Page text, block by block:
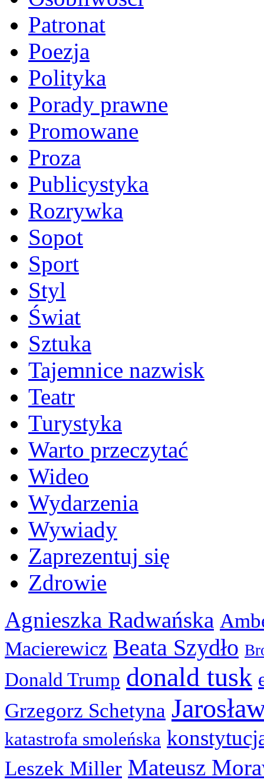
Patronat
Poezja
Polityka
Porady prawne
Promowane
Proza
Publicystyka
Rozrywka
Sopot
Sport
Styl
Świat
Sztuka
Tajemnice nazwisk
Teatr
Turystyka
Warto przeczytać
Wideo
Wydarzenia
Wywiady
Zaprezentuj się
Zdrowie
Agnieszka Radwańska
Macierewicz Beata Szydło
Donald Trump donald tusk
Grzegorz Schetyna
katastrofa smoleńska
Leszek Miller Mateusz